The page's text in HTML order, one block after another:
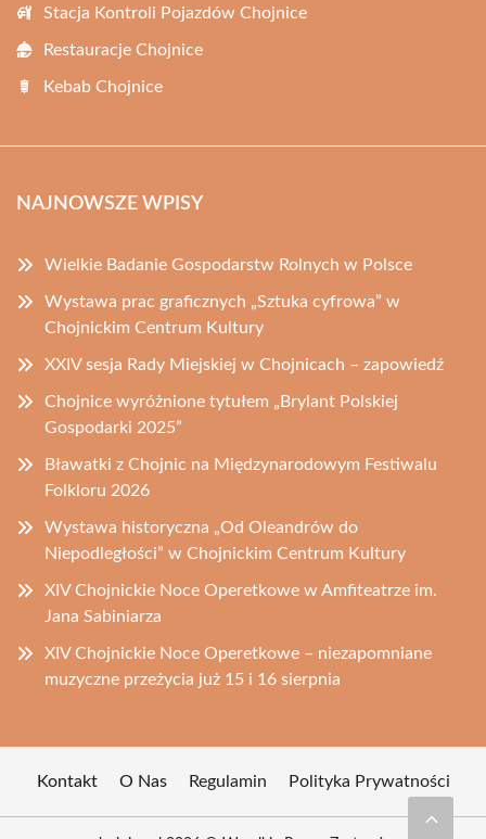
Stacja Kontroli Pojazdów Chojnice
Restauracje Chojnice
Kebab Chojnice
NAJNOWSZE WPISY
Wielkie Badanie Gospodarstw Rolnych w Polsce
Wystawa prac graficznych „Sztuka cyfrowa” w
Chojnickim Centrum Kultury
XXIV sesja Rady Miejskiej w Chojnicach – zapowiedź
Chojnice wyróżnione tytułem „Brylant Polskiej
Gospodarki 2025”
Bławatki z Chojnic na Międzynarodowym Festiwalu
Folkloru 2026
Wystawa historyczna „Od Oleandrów do
Niepodległości” w Chojnickim Centrum Kultury
XIV Chojnickie Noce Operetkowe w Amfiteatrze im.
Jana Sabiniarza
XIV Chojnickie Noce Operetkowe – niezapomniane
muzyczne przeżycia już 15 i 16 sierpnia
Kontakt O Nas Regulamin Polityka Prywatności